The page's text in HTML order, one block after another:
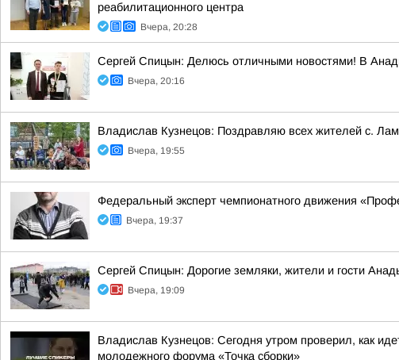
реабилитационного центра
Вчера, 20:28
Сергей Спицын: Делюсь отличными новостями! В
Вчера, 20:16
Владислав Кузнецов: Поздравляю всех жителей с.
Вчера, 19:55
Федеральный эксперт чемпионатного движения
Вчера, 19:37
Сергей Спицын: Дорогие земляки, жители и гости
Вчера, 19:09
Владислав Кузнецов: Сегодня утром проверил, как
молодежного форума «Точка сборки»